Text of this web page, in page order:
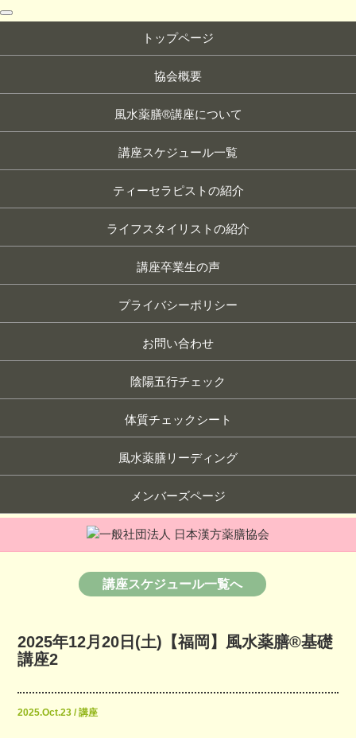
toggle
トップページ
協会概要
風水薬膳®講座について
講座スケジュール一覧
ティーセラピストの紹介
ライフスタイリストの紹介
講座卒業生の声
プライバシーポリシー
お問い合わせ
陰陽五行チェック
体質チェックシート
風水薬膳リーディング
メンバーズページ
講座スケジュール一覧へ
2025年12月20日(土)【福岡】風水薬膳®︎基礎
講座2
2025.Oct.23 / 講座